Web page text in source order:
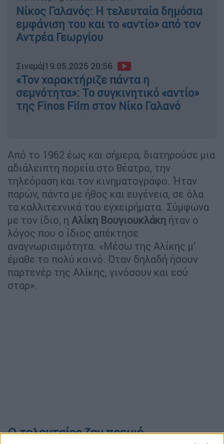
Νίκος Γαλανός: Η τελευταία δημόσια
εμφάνιση του και το «αντίο» από τον
Αντρέα Γεωργίου
Σινεμά|19.05.2025 20:56
«Τον χαρακτήριζε πάντα η
σεμνότητα»: Το συγκινητικό «αντίο»
της Finos Film στον Νίκο Γαλανό
Από το 1962 έως και σήμερα, διατηρούσε μια
αδιάλειπτη πορεία στο θέατρο, την
τηλεόραση και τον κινηματογράφο. Ήταν
παρών, πάντα με ήθος και ευγένεια, σε όλα
τα καλλιτεχνικά του εγχειρήματα. Σύμφωνα
με τον ίδιο, η Αλίκη Βουγιουκλάκη ήταν ο
λόγος που ο ίδιος απέκτησε
αναγνωρισιμότητα. «Μέσω της Αλίκης μ'
έμαθε το πολύ κοινό. Όταν δηλαδή ήσουν
παρτενέρ της Αλίκης, γινόσουν και εσύ
σταρ».
Ο τελευταίος ζεν πρεμιέ